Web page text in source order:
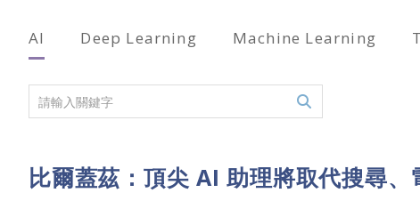
AI Deep Learning Machine Learning
比爾蓋茲：頂尖 AI 助理將取代搜尋、